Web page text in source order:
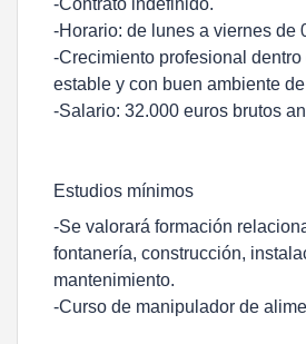
-Contrato indefinido.
-Horario: de lunes a viernes de
-Crecimiento profesional
estable y con buen ambiente
-Salario: 32.000 euros brutos
Estudios mínimos
-Se valorará formación
fontanería, construcción,
mantenimiento.
-Curso de manipulador de